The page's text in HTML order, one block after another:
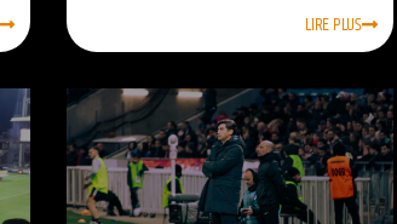
LIRE PLUS